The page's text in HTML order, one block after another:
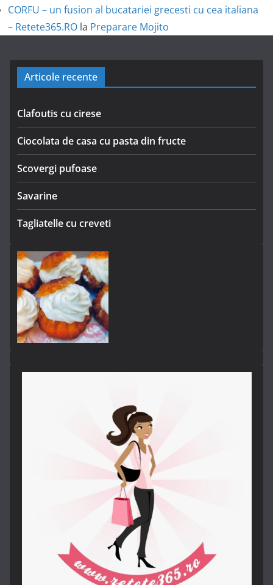
CORFU – un fusion al bucatariei grecesti cu cea italiana
– Retete365.RO la Preparare Mojito
Articole recente
Clafoutis cu cirese
Ciocolata de casa cu pasta din fructe
Scovergi pufoase
Savarine
Tagliatelle cu creveti